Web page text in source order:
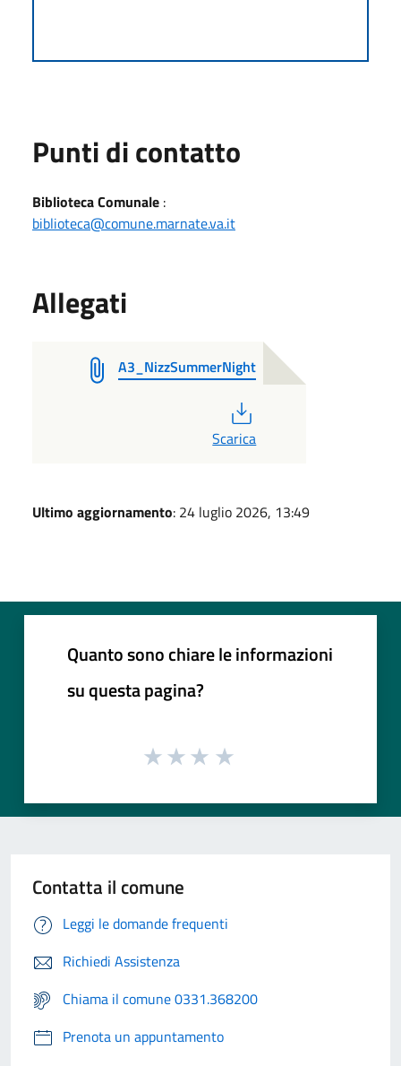
Punti di contatto
Biblioteca Comunale :
biblioteca@comune.marnate.va.it
Allegati
A3_NizzSummerNight
Scarica
Ultimo aggiornamento: 24 luglio 2026, 13:49
Quanto sono chiare le informazioni
su questa pagina?
Contatta il comune
Leggi le domande frequenti
Richiedi Assistenza
Chiama il comune 0331.368200
Prenota un appuntamento